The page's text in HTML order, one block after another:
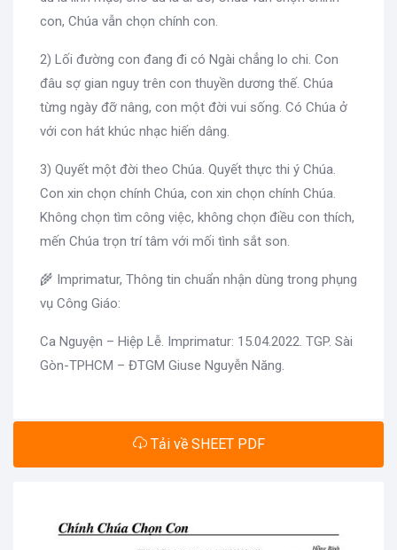
con, Chúa vẫn chọn chính con.
2) Lối đường con đang đi có Ngài chẳng lo chi. Con
đâu sợ gian nguy trên con thuyền dương thế. Chúa
từng ngày đỡ nâng, con một đời vui sống. Có Chúa ở
với con hát khúc nhạc hiến dâng.
3) Quyết một đời theo Chúa. Quyết thực thi ý Chúa.
Con xin chọn chính Chúa, con xin chọn chính Chúa.
Không chọn tìm công việc, không chọn điều con thích,
mến Chúa trọn trí tâm với mối tình sắt son.
🌾 Imprimatur, Thông tin chuẩn nhận dùng trong phụng
vụ Công Giáo:
Ca Nguyện – Hiệp Lễ. Imprimatur: 15.04.2022. TGP. Sài
Gòn-TPHCM – ĐTGM Giuse Nguyễn Năng.
Tải về SHEET PDF